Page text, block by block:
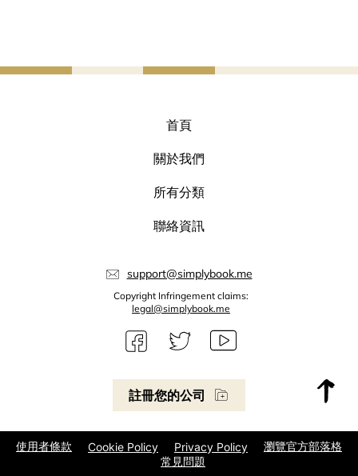
註冊您的公司
首頁
關於我們
所有分類
聯絡資訊
support@simplybook.me
Copyright Infringement claims:
legal@simplybook.me
使用者條款 Cookie Policy Privacy Policy
瀏覽官方部落格
常見問題